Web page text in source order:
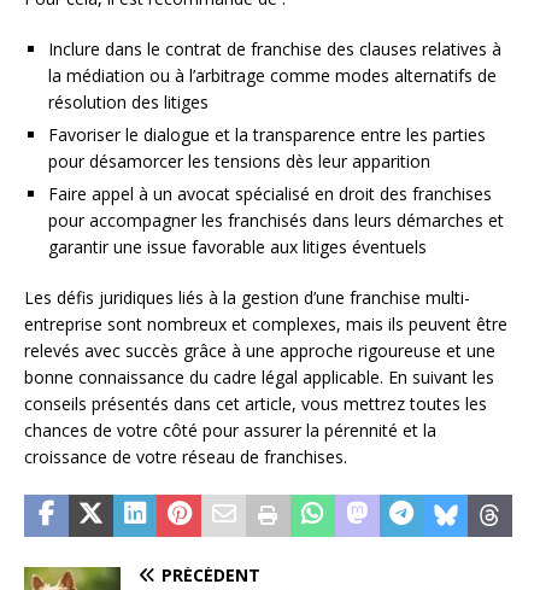
Inclure dans le contrat de franchise des clauses relatives à
la médiation ou à l’arbitrage comme modes alternatifs de
résolution des litiges
Favoriser le dialogue et la transparence entre les parties
pour désamorcer les tensions dès leur apparition
Faire appel à un avocat spécialisé en droit des franchises
pour accompagner les franchisés dans leurs démarches et
garantir une issue favorable aux litiges éventuels
Les défis juridiques liés à la gestion d’une franchise multi-
entreprise sont nombreux et complexes, mais ils peuvent être
relevés avec succès grâce à une approche rigoureuse et une
bonne connaissance du cadre légal applicable. En suivant les
conseils présentés dans cet article, vous mettrez toutes les
chances de votre côté pour assurer la pérennité et la
croissance de votre réseau de franchises.
PRÉCÉDENT